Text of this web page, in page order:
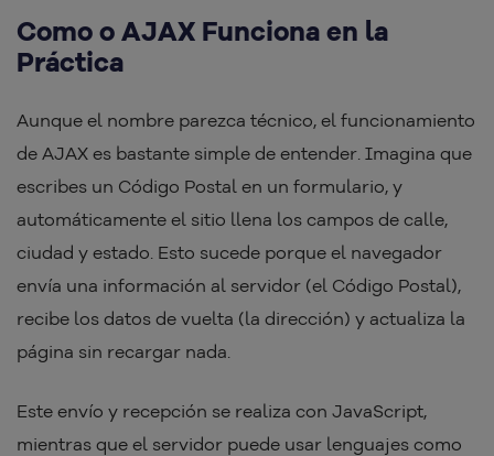
Como o AJAX Funciona en la
Práctica
Aunque el nombre parezca técnico, el funcionamiento
de AJAX es bastante simple de entender. Imagina que
escribes un Código Postal en un formulario, y
automáticamente el sitio llena los campos de calle,
ciudad y estado. Esto sucede porque el navegador
envía una información al servidor (el Código Postal),
recibe los datos de vuelta (la dirección) y actualiza la
página sin recargar nada.
Este envío y recepción se realiza con JavaScript,
mientras que el servidor puede usar lenguajes como